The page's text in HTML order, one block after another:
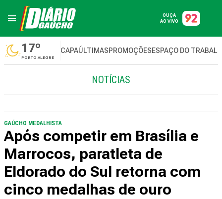
OUÇA
AO VIVO
17º
PORTO ALEGRE
CAPAÚLTIMASPROMOÇÕESESPAÇO DO
NOTÍCIAS
GAÚCHO MEDALHISTA
Após competir em Brasília e
Marrocos, paratleta de
Eldorado do Sul retorna com
cinco medalhas de ouro